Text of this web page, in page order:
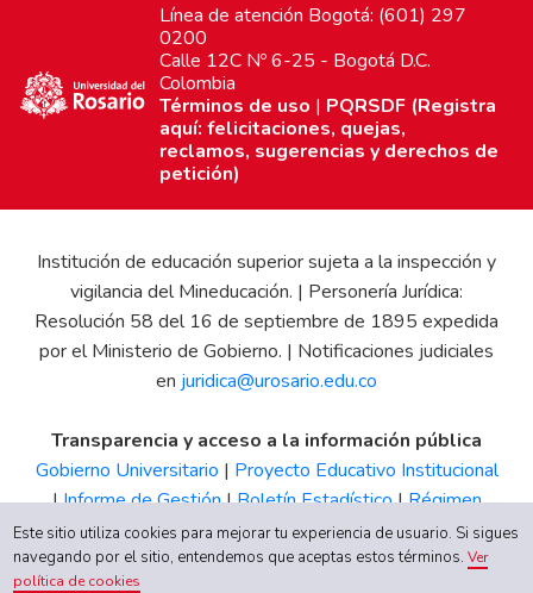
Línea de atención Bogotá: (601) 297
0200
Calle 12C Nº 6-25 - Bogotá D.C.
Colombia
Términos de uso | PQRSDF (Registra
aquí: felicitaciones, quejas,
reclamos, sugerencias y derechos de
petición)
Institución de educación superior sujeta a la inspección y
vigilancia del Mineducación. | Personería Jurídica:
Resolución 58 del 16 de septiembre de 1895 expedida
por el Ministerio de Gobierno. | Notificaciones judiciales
en juridica@urosario.edu.co
Transparencia y acceso a la información pública
Gobierno Universitario | Proyecto Educativo Institucional
|Informe de Gestión|Boletín Estadístico|Régimen
Tributario|Estados Financieros |Código de Ética| Canal
de Integridad UR
Este sitio utiliza cookies para mejorar tu experiencia de usuario. Si sigues
navegando por el sitio, entendemos que aceptas estos términos.Ver
política de cookies